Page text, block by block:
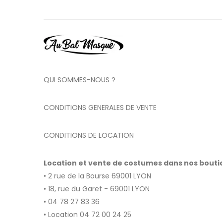
QUI SOMMES-NOUS ?
CONDITIONS GENERALES DE VENTE
CONDITIONS DE LOCATION
Location et vente de costumes dans nos
• 2 rue de la Bourse 69001 LYON
• 18, rue du Garet - 69001 LYON
• 04 78 27 83 36
• Location 04 72 00 24 25